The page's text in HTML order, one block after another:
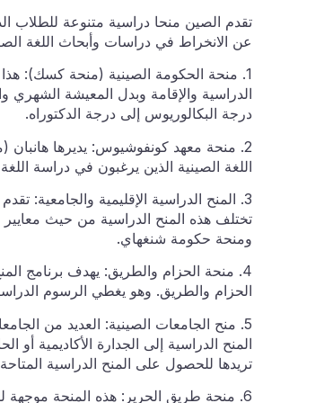
تقدم الصين منحا دراسية متنوعة للطلاب
عن الانخراط في دراسات وأبحاث اللغة
1. منحة الحكومة الصينية (منحة كسك): هذا
الدراسية والإقامة وبدل المعيشة الشهري
درجة البكالوريوس إلى درجة الدكتوراه.
2. منحة معهد كونفوشيوس: يديرها
اللغة الصينية الذين يرغبون في دراسة
3. المنح الدراسية الإقليمية والجامعية:
تختلف هذه المنح الدراسية من حيث معايير
ومنحة حكومة شنغهاي.
4. منحة الحزام والطريق: يهدف برنامج
الحزام والطريق. وهو يغطي الرسوم
5. منح الجامعات الصينية: العديد من
المنح الدراسية إلى الجدارة الأكاديمية
تريدها للحصول على المنح الدراسية
6. منحة طريق الحرير: هذه المنحة